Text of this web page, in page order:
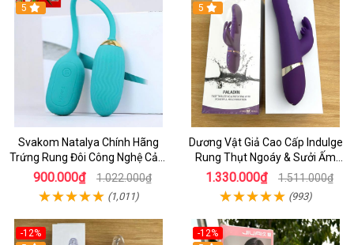
5
Svakom Natalya Chính Hãng
Trứng Rung Đôi Công Nghệ Cảm
Biến Âm Thanh
900.000₫ 1.022.000₫
(1,011)
5
Dương Vật Giả Cao Cấp Indulge
Rung Thụt Ngoáy & Sưởi Ấm
Điểm G
1.330.000₫ 1.511.000₫
(993)
-12%
-12%